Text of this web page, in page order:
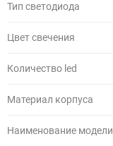
Тип светодиода
Цвет свечения
Количество led
Материал корпуса
Наименование модели